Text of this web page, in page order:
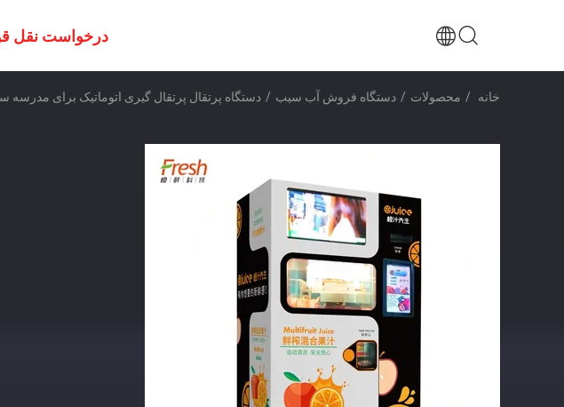
درخواست نقل
خانه / محصولات / دستگاه فروش آب سیب / دستگاه پرتقال پرتقال گیری اتوماتیک برای مدرسه